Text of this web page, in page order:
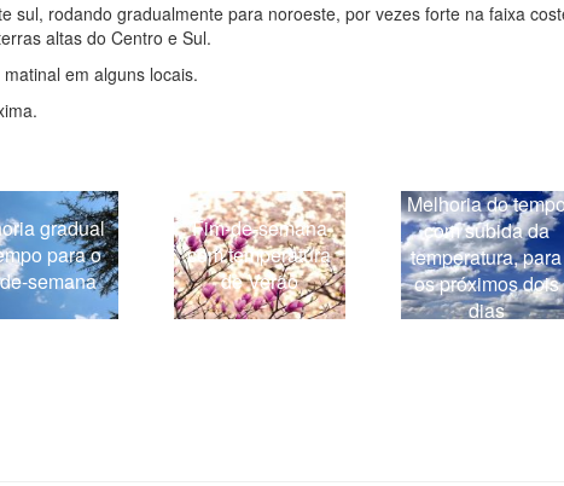
sul, rodando gradualmente para noroeste, por vezes forte na faixa
altas do Centro e Sul.
em alguns locais.
gradual
para o
semana
Fim-de-semana
com temperatura
de Verão
Melhoria do
com subida da
temperatura, para
os próximos dois
dias